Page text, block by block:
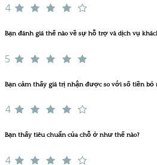
4
Bạn đánh giá thế nào về sự hỗ trợ và dịch vụ
5
Bạn cảm thấy giá trị nhận được so với số tiền bỏ
4
Bạn thấy tiêu chuẩn của chỗ ở như thế nào?
4